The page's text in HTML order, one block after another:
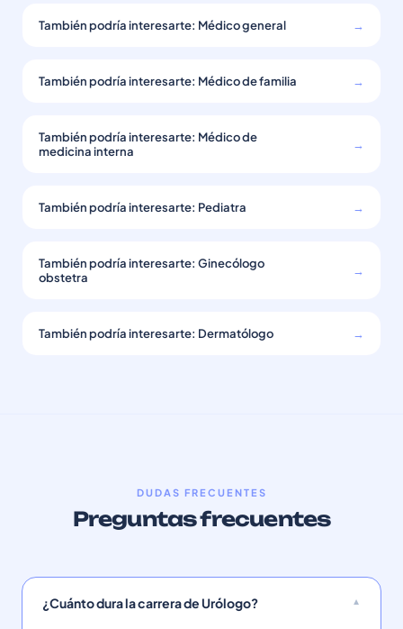
También podría interesarte: Médico general →
También podría interesarte: Médico de familia →
También podría interesarte: Médico de
medicina interna
→
También podría interesarte: Pediatra →
También podría interesarte: Ginecólogo
obstetra
→
También podría interesarte: Dermatólogo →
DUDAS FRECUENTES
Preguntas frecuentes
¿Cuánto dura la carrera de Urólogo?